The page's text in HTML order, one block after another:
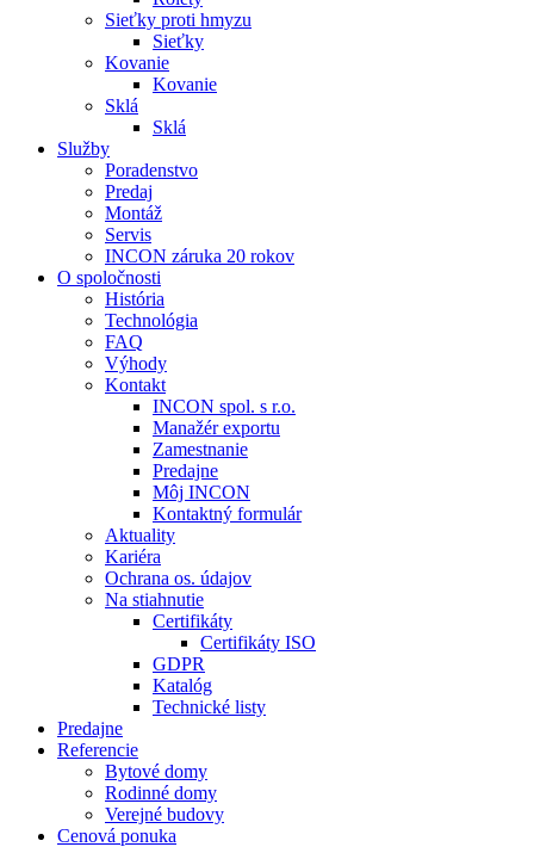
Sieťky proti hmyzu
Sieťky
Kovanie
Kovanie
Sklá
Sklá
Služby
Poradenstvo
Predaj
Montáž
Servis
INCON záruka 20 rokov
O spoločnosti
História
Technológia
FAQ
Výhody
Kontakt
INCON spol. s r.o.
Manažér exportu
Zamestnanie
Predajne
Môj INCON
Kontaktný formulár
Aktuality
Kariéra
Ochrana os. údajov
Na stiahnutie
Certifikáty
Certifikáty ISO
GDPR
Katalóg
Technické listy
Predajne
Referencie
Bytové domy
Rodinné domy
Verejné budovy
Cenová ponuka